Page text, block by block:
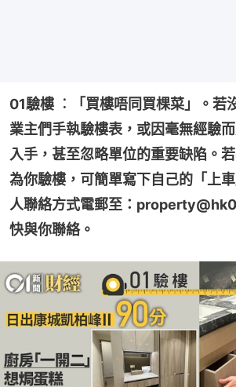
01驗樓 ︰「買樓唔同買棵菜」。若
業主們手執驗樓表，或因毫無經驗
入手，甚至忽略單位的重要缺陷。
為你驗樓，可簡單寫下自己的「上
人聯絡方式電郵至：
快與你聯絡。